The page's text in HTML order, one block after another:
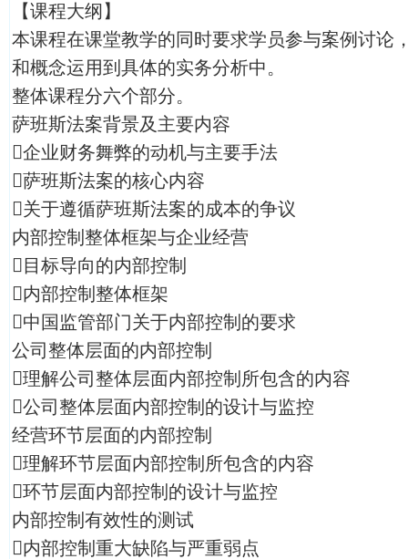
【课程大纲】
本课程在课堂教学的同时要求学员参与案例讨论
和概念运用到具体的实务分析中。
整体课程分六个部分。
萨班斯法案背景及主要内容
企业财务舞弊的动机与主要手法
萨班斯法案的核心内容
关于遵循萨班斯法案的成本的争议
内部控制整体框架与企业经营
目标导向的内部控制
内部控制整体框架
中国监管部门关于内部控制的要求
公司整体层面的内部控制
理解公司整体层面内部控制所包含的内容
公司整体层面内部控制的设计与监控
经营环节层面的内部控制
理解环节层面内部控制所包含的内容
环节层面内部控制的设计与监控
内部控制有效性的测试
内部控制重大缺陷与严重弱点